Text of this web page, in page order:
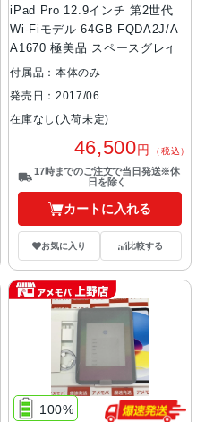
iPad Pro 12.9インチ 第2世代
Wi-Fiモデル 64GB FQDA2J/A
A1670 極美品 スペースグレイ
付属品：本体のみ
発売日：2017/06
在庫なし(入荷未定)
46,500円 （税込）
17時までのご注文で当日発送※休
日を除く
カートに入れる
お気に入り 比較する
100%